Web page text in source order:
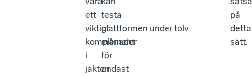
ett
viktigt
komplement
i
jakten
testa
plattformen under tolv
månader
för
endast
på
detta
sätt.